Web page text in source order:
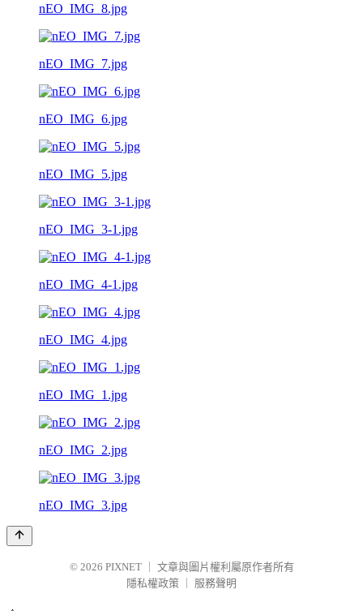
nEO_IMG_8.jpg
nEO_IMG_7.jpg
nEO_IMG_6.jpg
nEO_IMG_5.jpg
nEO_IMG_3-1.jpg
nEO_IMG_4-1.jpg
nEO_IMG_4.jpg
nEO_IMG_1.jpg
nEO_IMG_2.jpg
nEO_IMG_3.jpg
© 2026 PIXNET
文章與圖片權利屬原作者所有
隱私權政策
服務聲明